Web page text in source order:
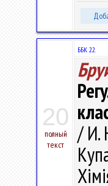
20
полный
текст
ББК 22.
/ И.